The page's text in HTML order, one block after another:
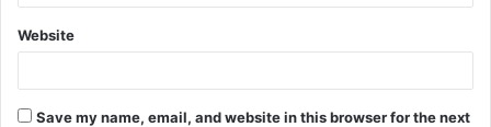
Website
Save my name, email, and website in this browser for the next